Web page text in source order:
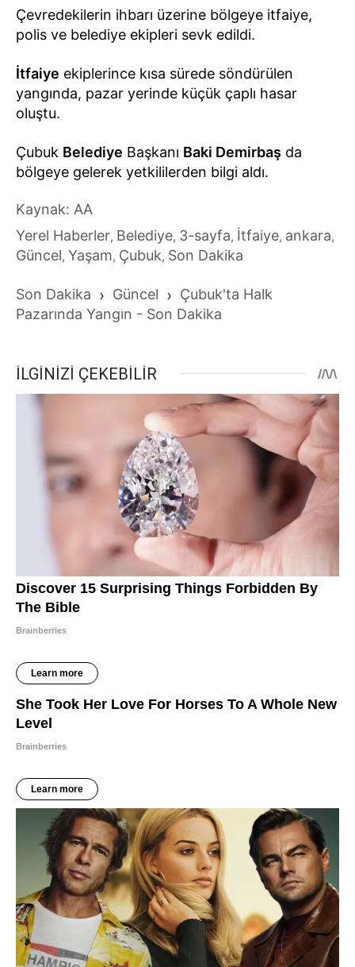
Çevredekilerin ihbarı üzerine bölgeye itfaiye,
polis ve belediye ekipleri sevk edildi.
İtfaiye ekiplerince kısa sürede söndürülen
yangında, pazar yerinde küçük çaplı hasar
oluştu.
Çubuk Belediye Başkanı Baki Demirbaş da
bölgeye gelerek yetkililerden bilgi aldı.
Kaynak: AA
Yerel Haberler, Belediye, 3-sayfa, İtfaiye, ankara,
Güncel, Yaşam, Çubuk, Son Dakika
Son Dakika › Güncel › Çubuk'ta Halk
Pazarında Yangın - Son Dakika